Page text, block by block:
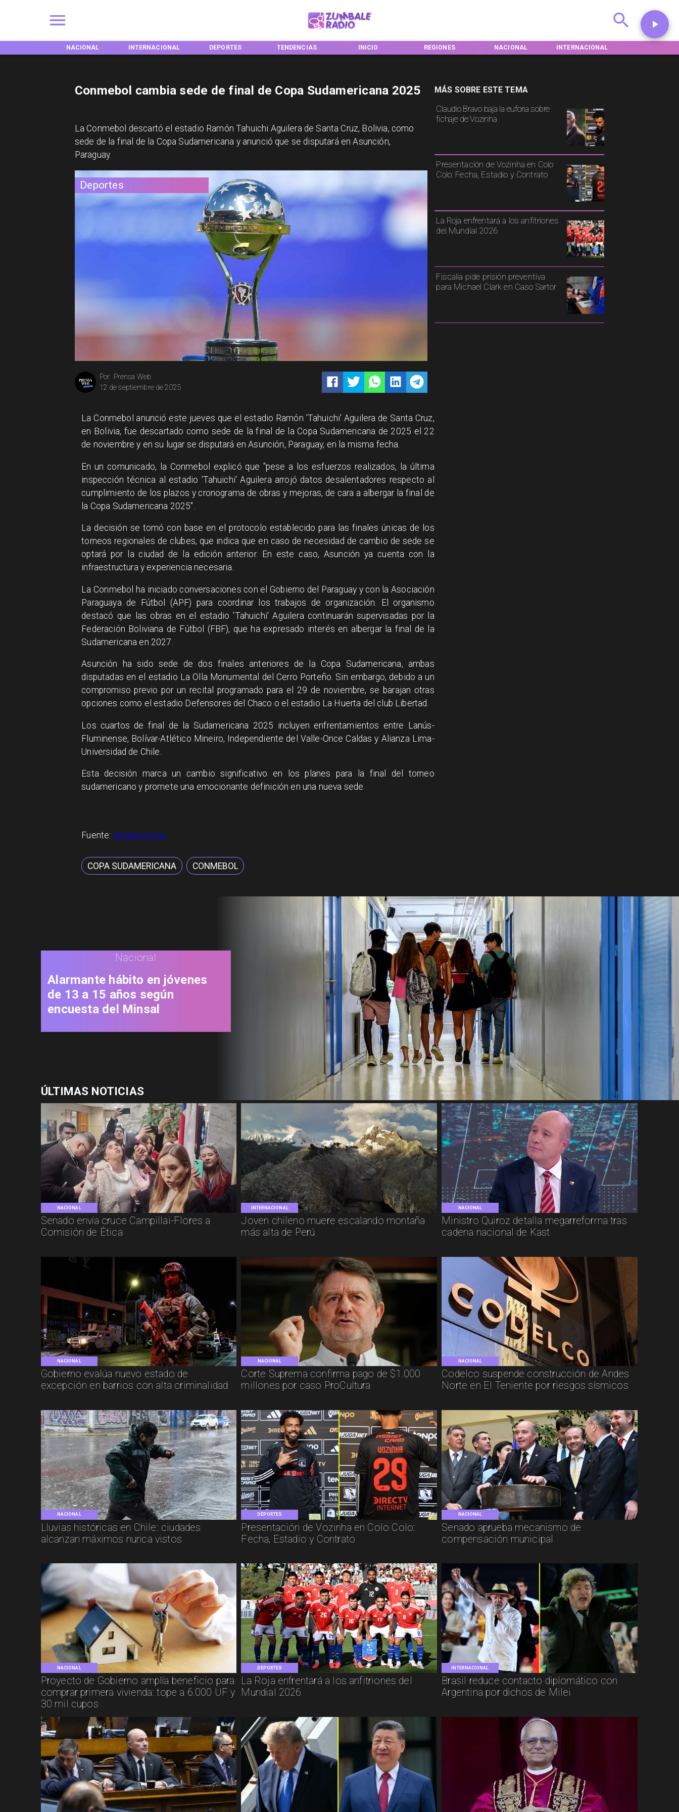
INTERNACIONAL DEPORTES TENDENCIAS INICIO REGIONES NACIONAL INTERNACIONAL DEPORTES
Deportes
Prensa Web
Por
12 de septiembre de 2025
Claudio Bravo baja la euforia sobre
fichaje de Vozinha
Presentación de Vozinha en Colo
Colo: Fecha, Estadio y Contrato
La Roja enfrentará a los anfitriones
del Mundial 2026
Fiscalía pide prisión preventiva
para Michael Clark en Caso Sartor
MÁS SOBRE ESTE TEMA
Conmebol cambia sede de final de Copa Sudamericana 2025
La Conmebol descartó el estadio Ramón Tahuichi Aguilera de Santa Cruz, Bolivia, como
sede de la final de la Copa Sudamericana y anunció que se disputará en Asunción,
Paraguay.
La Conmebol anunció este jueves que el estadio Ramón 'Tahuichi' Aguilera de Santa Cruz,
en Bolivia, fue descartado como sede de la final de la Copa Sudamericana de 2025 el 22
de noviembre y en su lugar se disputará en Asunción, Paraguay, en la misma fecha.
En un comunicado, la Conmebol explicó que "pese a los esfuerzos realizados, la última
inspección técnica al estadio 'Tahuichi' Aguilera arrojó datos desalentadores respecto al
cumplimiento de los plazos y cronograma de obras y mejoras, de cara a albergar la final de
la Copa Sudamericana 2025".
La decisión se tomó con base en el protocolo establecido para las finales únicas de los
torneos regionales de clubes, que indica que en caso de necesidad de cambio de sede se
optará por la ciudad de la edición anterior. En este caso, Asunción ya cuenta con la
infraestructura y experiencia necesaria.
La Conmebol ha iniciado conversaciones con el Gobierno del Paraguay y con la Asociación
Paraguaya de Fútbol (APF) para coordinar los trabajos de organización. El organismo
destacó que las obras en el estadio 'Tahuichi' Aguilera continuarán supervisadas por la
Federación Boliviana de Fútbol (FBF), que ha expresado interés en albergar la final de la
Sudamericana en 2027.
Asunción ha sido sede de dos finales anteriores de la Copa Sudamericana, ambas
disputadas en el estadio La Olla Monumental del Cerro Porteño. Sin embargo, debido a un
compromiso previo por un recital programado para el 29 de noviembre, se barajan otras
opciones como el estadio Defensores del Chaco o el estadio La Huerta del club Libertad.
Los cuartos de final de la Sudamericana 2025 incluyen enfrentamientos entre Lanús-
Fluminense, Bolívar-Atlético Mineiro, Independiente del Valle-Once Caldas y Alianza Lima-
Universidad de Chile.
Esta decisión marca un cambio significativo en los planes para la final del torneo
sudamericano y promete una emocionante definición en una nueva sede.
Fuente: Meganoticias
COPA SUDAMERICANA CONMEBOL
NACIONAL
Senado envía cruce Campillai-Flores a
Comisión de Ética
INTERNACIONAL
Joven chileno muere escalando montaña
más alta de Perú
NACIONAL
Ministro Quiroz detalla megarreforma tras
cadena nacional de Kast
NACIONAL
Gobierno evalúa nuevo estado de
excepción en barrios con alta criminalidad
NACIONAL
Corte Suprema confirma pago de $1.000
millones por caso ProCultura
NACIONAL
Codelco suspende construcción de Andes
Norte en El Teniente por riesgos sísmicos
NACIONAL
Lluvias históricas en Chile: ciudades
alcanzan máximos nunca vistos
DEPORTES
Presentación de Vozinha en Colo Colo:
Fecha, Estadio y Contrato
NACIONAL
Senado aprueba mecanismo de
compensación municipal
NACIONAL
Proyecto de Gobierno amplía beneficio para
comprar primera vivienda: tope a 6.000 UF y
30 mil cupos
DEPORTES
La Roja enfrentará a los anfitriones del
Mundial 2026
INTERNACIONAL
Brasil reduce contacto diplomático con
Argentina por dichos de Milei
Nacional
Alarmante hábito en jóvenes
de 13 a 15 años según
encuesta del Minsal
ÚLTIMAS NOTICIAS